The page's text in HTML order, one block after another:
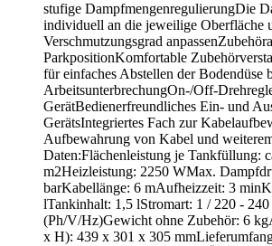
stufige DampfmengenregulierungDie
individuell an die jeweilige Oberfläche
Verschmutzungsgrad
ParkpositionKomfortable
für einfaches Abstellen der Bodendüse
ArbeitsunterbrechungOn-/Off-
GerätBedienerfreundliches Ein- und
GerätsIntegriertes Fach zur
Aufbewahrung von Kabel und
Daten:Flächenleistung je Tankfüllung:
m2Heizleistung: 2250 WMax.
barKabellänge: 6 mAufheizzeit: 3
lTankinhalt: 1,5 lStromart: 1 / 220 - 240
(Ph/V/Hz)Gewicht ohne Zubehör: 6
x H): 439 x 301 x 305